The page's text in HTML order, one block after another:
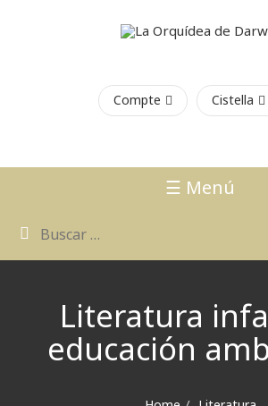
Cistella
Compte
☰ Menú
Literatura
educación